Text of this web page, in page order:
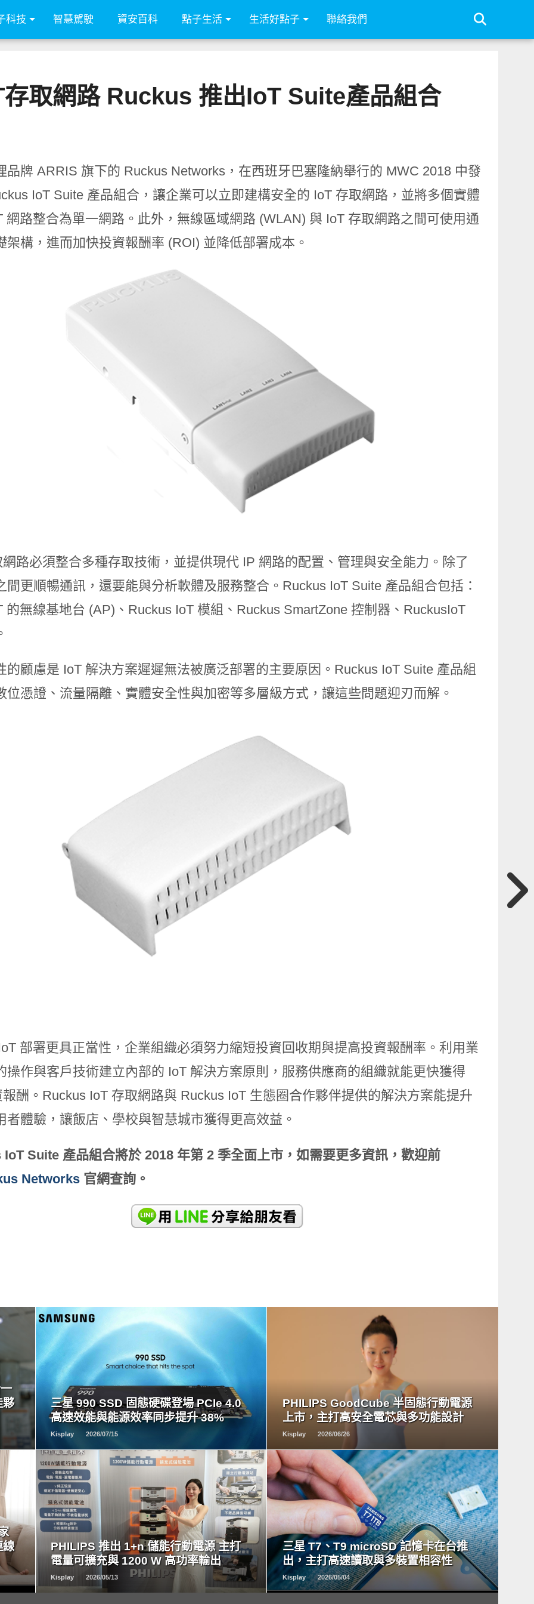
科技 智慧駕駛 資安百科 點子生活 生活好點子 聯絡我們
取網路 Ruckus 推出IoT Suite產品組合
品牌 ARRIS 旗下的 Ruckus Networks，在西班牙巴塞隆納舉行的 MWC 2018 中發
IoT Suite 產品組合，讓企業可以立即建構安全的 IoT 存取網路，並將多個實體
網路整合為單一網路。此外，無線區域網路 (WLAN) 與 IoT 存取網路之間可使用通
架構，進而加快投資報酬率 (ROI) 並降低部署成本。
路必須整合多種存取技術，並提供現代 IP 網路的配置、管理與安全能力。除了
間更順暢通訊，還要能與分析軟體及服務整合。Ruckus IoT Suite 產品組合包括：
的無線基地台 (AP)、Ruckus IoT 模組、Ruckus SmartZone 控制器、RuckusIoT
的顧慮是 IoT 解決方案遲遲無法被廣泛部署的主要原因。Ruckus IoT Suite 產品組
位憑證、流量隔離、實體安全性與加密等多層級方式，讓這些問題迎刃而解。
部署更具正當性，企業組織必須努力縮短投資回收期與提高投資報酬率。利用業
操作與客戶技術建立內部的 IoT 解決方案原則，服務供應商的組織就能更快獲得
酬。Ruckus IoT 存取網路與 Ruckus IoT 生態圈合作夥伴提供的解決方案能提升
者體驗，讓飯店、學校與智慧城市獲得更高效益。
IoT Suite 產品組合將於 2018 年第 2 季全面上市，如需要更多資訊，歡迎前
Networks官網查詢。
夥
三星 990 SSD 固態硬碟登場 PCIe 4.0
高速效能與能源效率同步提升 38%
Kisplay 2026/07/15
READ
MORE
PHILIPS GoodCube 半固態行動電源
上市，主打高安全電芯與多功能設計
Kisplay 2026/06/26
READ
MORE
線
PHILIPS 推出 1+n 儲能行動電源 主打
電量可擴充與 1200 W 高功率輸出
Kisplay 2026/05/13
READ
MORE
三星 T7、T9 microSD 記憶卡在台推
出，主打高速讀取與多裝置相容性
Kisplay 2026/05/04
READ
MORE